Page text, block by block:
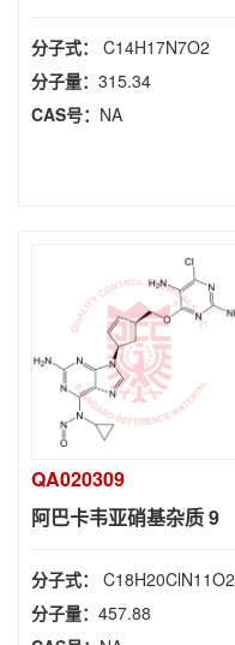
分子式： C14H17N7O2
分子量： 315.34
CAS号： NA
QA020309
阿巴卡韦亚硝基杂质 9
分子式： C18H20ClN11O2
分子量： 457.88